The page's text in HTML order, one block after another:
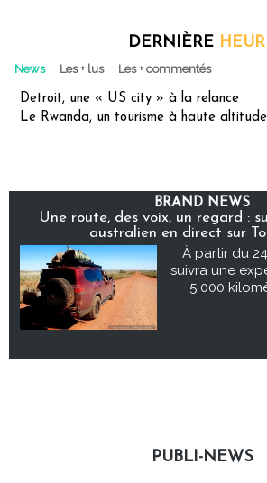
DERNIÈRE
News Les + lus Les + commentés
Detroit, une « US city » à la relance
Le Rwanda, un tourisme à haute altitude
BRAND NEWS
Une route, des voix, un regard :
australien en direct sur
À partir du
suivra une
5 000
PUBLI-NEWS